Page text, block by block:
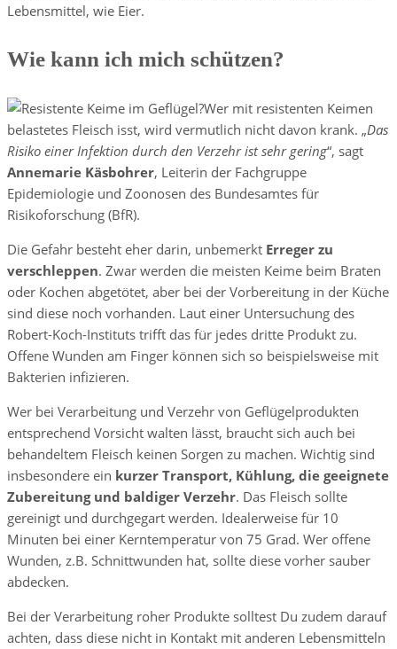
Lebensmittel, wie Eier.
Wie kann ich mich schützen?
Wer mit resistenten Keimen
belastetes Fleisch isst, wird vermutlich nicht davon krank. „Das
Risiko einer Infektion durch den Verzehr ist sehr gering“, sagt
Annemarie Käsbohrer, Leiterin der Fachgruppe
Epidemiologie und Zoonosen des Bundesamtes für
Risikoforschung (BfR).
Die Gefahr besteht eher darin, unbemerkt Erreger zu
verschleppen. Zwar werden die meisten Keime beim Braten
oder Kochen abgetötet, aber bei der Vorbereitung in der Küche
sind diese noch vorhanden. Laut einer Untersuchung des
Robert-Koch-Instituts trifft das für jedes dritte Produkt zu.
Offene Wunden am Finger können sich so beispielsweise mit
Bakterien infizieren.
Wer bei Verarbeitung und Verzehr von Geflügelprodukten
entsprechend Vorsicht walten lässt, braucht sich auch bei
behandeltem Fleisch keinen Sorgen zu machen. Wichtig sind
insbesondere ein kurzer Transport, Kühlung, die geeignete
Zubereitung und baldiger Verzehr. Das Fleisch sollte
gereinigt und durchgegart werden. Idealerweise für 10
Minuten bei einer Kerntemperatur von 75 Grad. Wer offene
Wunden, z.B. Schnittwunden hat, sollte diese vorher sauber
abdecken.
Bei der Verarbeitung roher Produkte solltest Du zudem darauf
achten, dass diese nicht in Kontakt mit anderen Lebensmitteln